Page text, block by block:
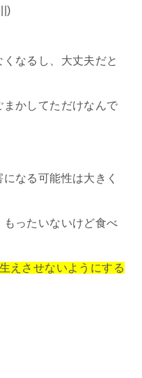
なるし、大丈夫だと
まかしてただけなんで
なる可能性は大きく
ったいないけど食べ
えさせないようにする